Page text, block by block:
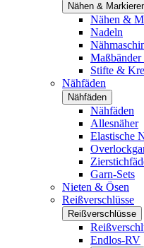
Nähen &
Nähen &
Nadeln
Stifte &
Nähfäden
Nähfäden
Nähfäden
Allesnäher
Elastische
Garn-Sets
Nieten & Ösen
Reißverschlüsse
Reißverschlüsse
Endlos-RV